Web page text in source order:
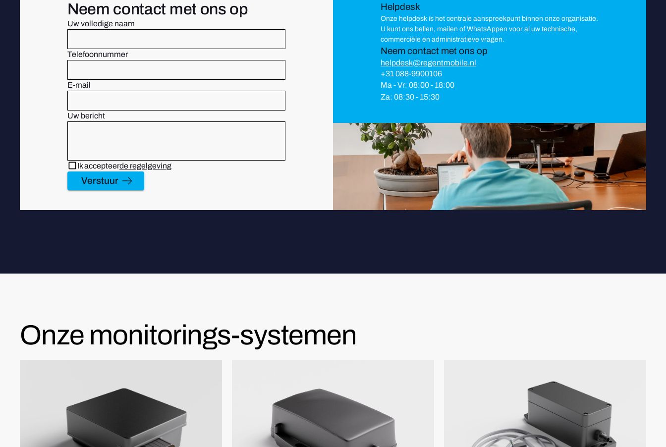
Neem contact met ons op
Uw volledige naam
Telefoonnummer
E-mail
Uw bericht
Ik accepteerde regelgeving
Verstuur
Helpdesk
Onze helpdesk is het centrale aanspreekpunt binnen onze organisatie.
U kunt ons bellen, mailen of WhatsAppen voor al uw technische,
commerciële en administratieve vragen.
Neem contact met ons op
helpdesk@regentmobile.nl
+31 088-9900106
Ma - Vr: 08:00 - 18:00
Za: 08:30 - 15:30
Onze monitorings-systemen